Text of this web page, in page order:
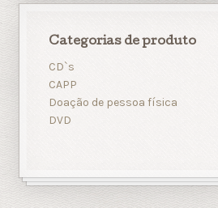
Categorias de produto
CD`s
CAPP
Doação de pessoa física
DVD